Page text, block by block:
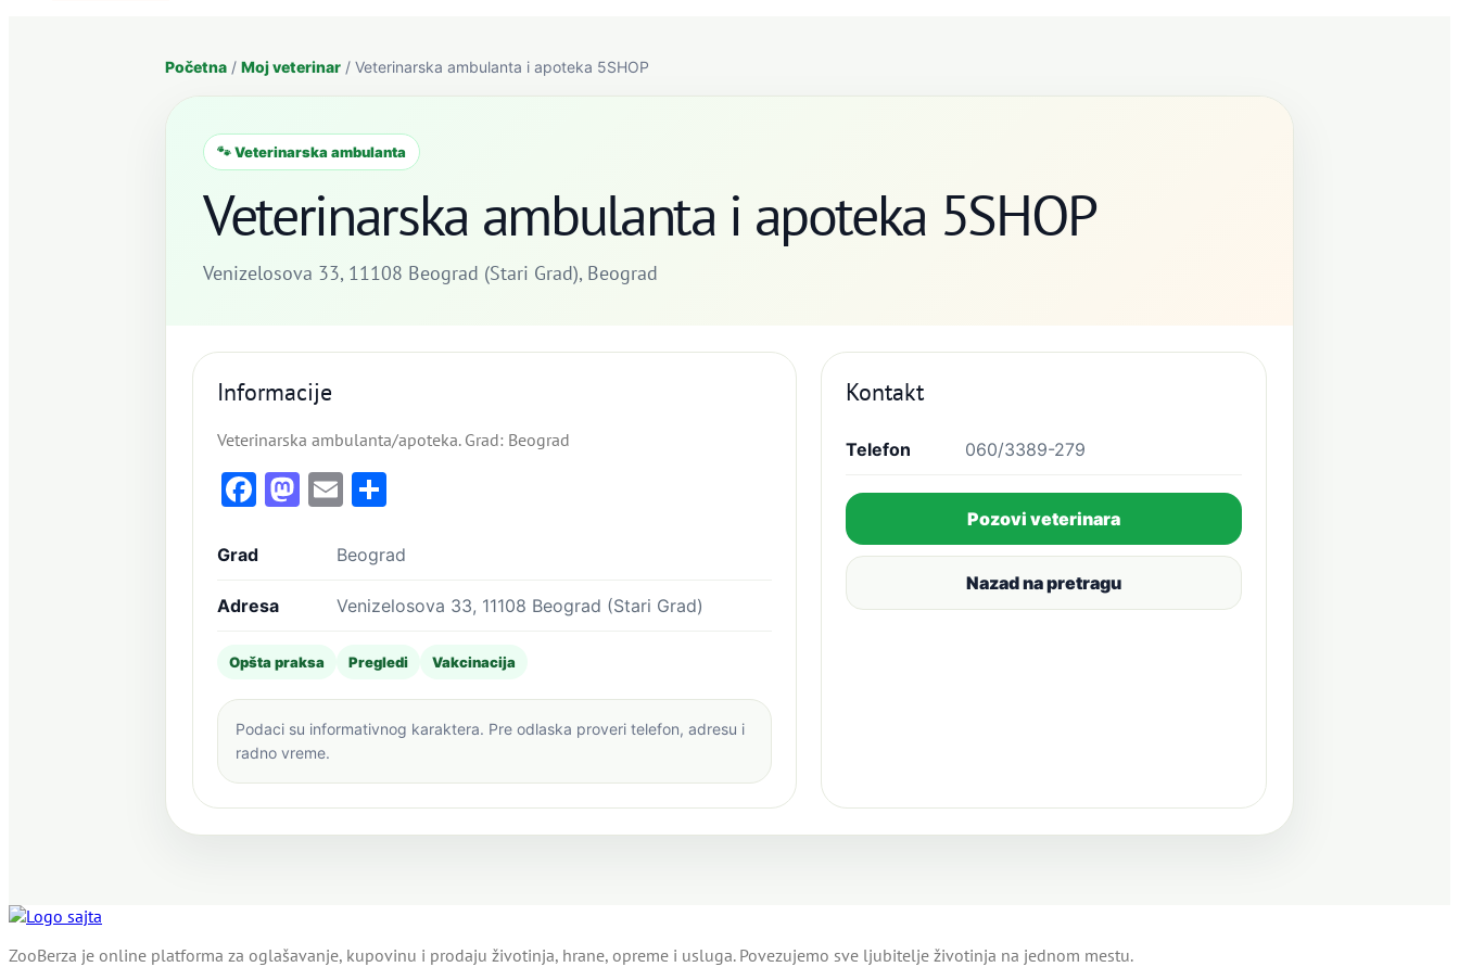
Početna / Moj veterinar / Veterinarska ambulanta i apoteka 5SHOP
🐾 Veterinarska ambulanta
Veterinarska ambulanta i apoteka 5SHOP
Venizelosova 33, 11108 Beograd (Stari Grad), Beograd
Informacije
Veterinarska ambulanta/apoteka. Grad: Beograd
Facebook
Mastodon
Email
Grad Beograd
Adresa Venizelosova 33, 11108 Beograd (Stari Grad)
Opšta praksa Pregledi Vakcinacija
Podaci su informativnog karaktera. Pre odlaska proveri telefon, adresu i
radno vreme.
Kontakt
Telefon 060/3389-279
Pozovi veterinara
Nazad na pretragu
ZooBerza je online platforma za oglašavanje, kupovinu i prodaju životinja, hrane, opreme i usluga. Povezujemo sve ljubitelje životinja na jednom mestu.